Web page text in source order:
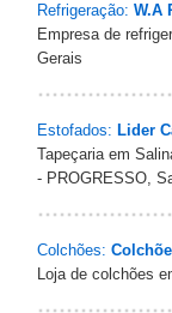
Refrigeração: W.A
Empresa de
Gerais
Estofados: Lider
Tapeçaria em
- PROGRESSO,
Colchões:
Loja de colchões